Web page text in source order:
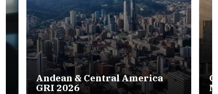
Andean & Central America
GRI 2026